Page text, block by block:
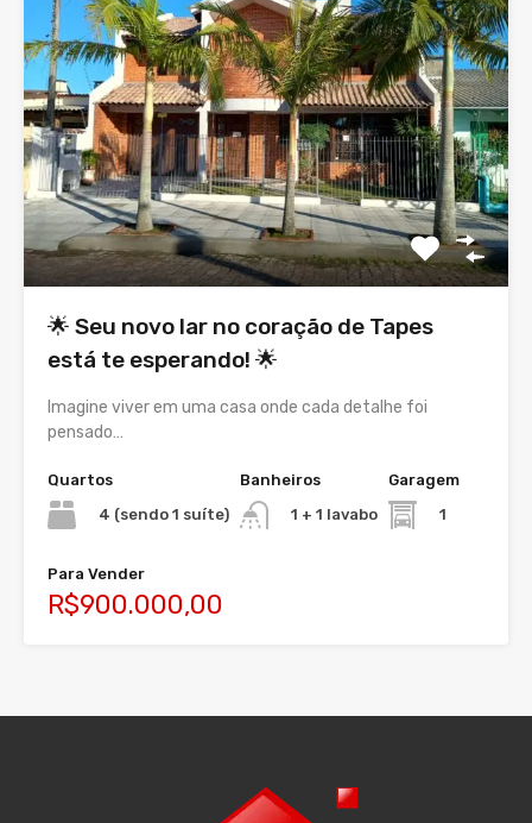
🌟 Seu novo lar no coração de Tapes
está te esperando! 🌟
Imagine viver em uma casa onde cada detalhe foi
pensado…
Quartos
4 (sendo 1 suíte)
Banheiros
1 + 1 lavabo
Garagem
1
Para Vender
R$900.000,00